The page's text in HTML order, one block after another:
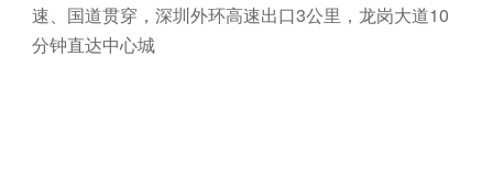
速、国道贯穿，深圳外环高速出口3公里，龙岗大道10
分钟直达中心城